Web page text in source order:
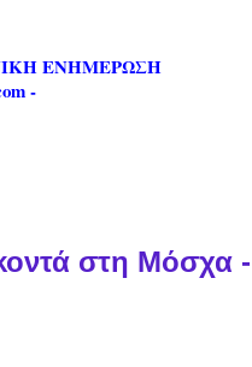
ΕΝΗΜΕΡΩΣΗ
-
στη Μόσχα -